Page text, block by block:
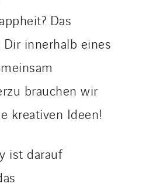
Das
innerhalb eines
brauchen wir
kreativen Ideen!
ist darauf